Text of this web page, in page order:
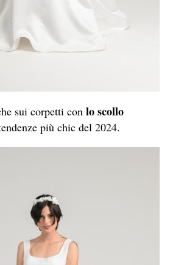
sui corpetti con lo scollo
più chic del 2024.